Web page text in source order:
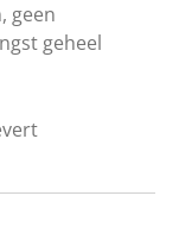
geen
geheel